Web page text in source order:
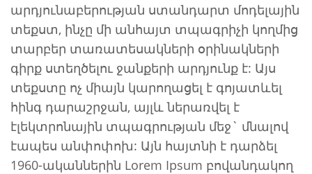
արդյունաբերության ստանդարտ մոդելային
տեքստ, ինչը մի անհայտ տպագրիչի կողմից
տարբեր տառատեսակների օրինակների
գիրք ստեղծելու ջանքերի արդյունք է: Այս
տեքստը ոչ միայն կարողացել է գոյատևել
հինգ դարաշրջան, այլև ներառվել է
էլեկտրոնային տպագրության մեջ` մնալով
էապես անփոփոխ: Այն հայտնի է դարձել
1960-ականներին Lorem Ipsum բովանդակող